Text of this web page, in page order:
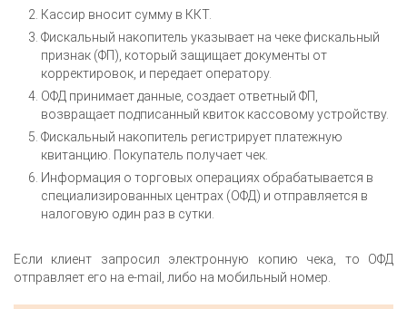
Кассир вносит сумму в ККТ.
Фискальный накопитель указывает на чеке фискальный
признак (ФП), который защищает документы от
корректировок, и передает оператору.
ОФД принимает данные, создает ответный ФП,
возвращает подписанный квиток кассовому устройству.
Фискальный накопитель регистрирует платежную
квитанцию. Покупатель получает чек.
Информация о торговых операциях обрабатывается в
специализированных центрах (ОФД) и отправляется в
налоговую один раз в сутки.
Если клиент запросил электронную копию чека, то ОФД
отправляет его на e-mail, либо на мобильный номер.